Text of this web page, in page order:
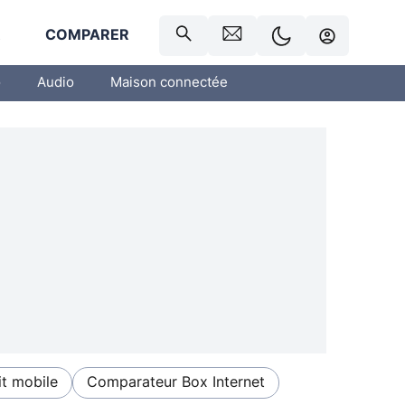
COMPARER
Audio Maison connectée
mobile Comparateur Box Internet